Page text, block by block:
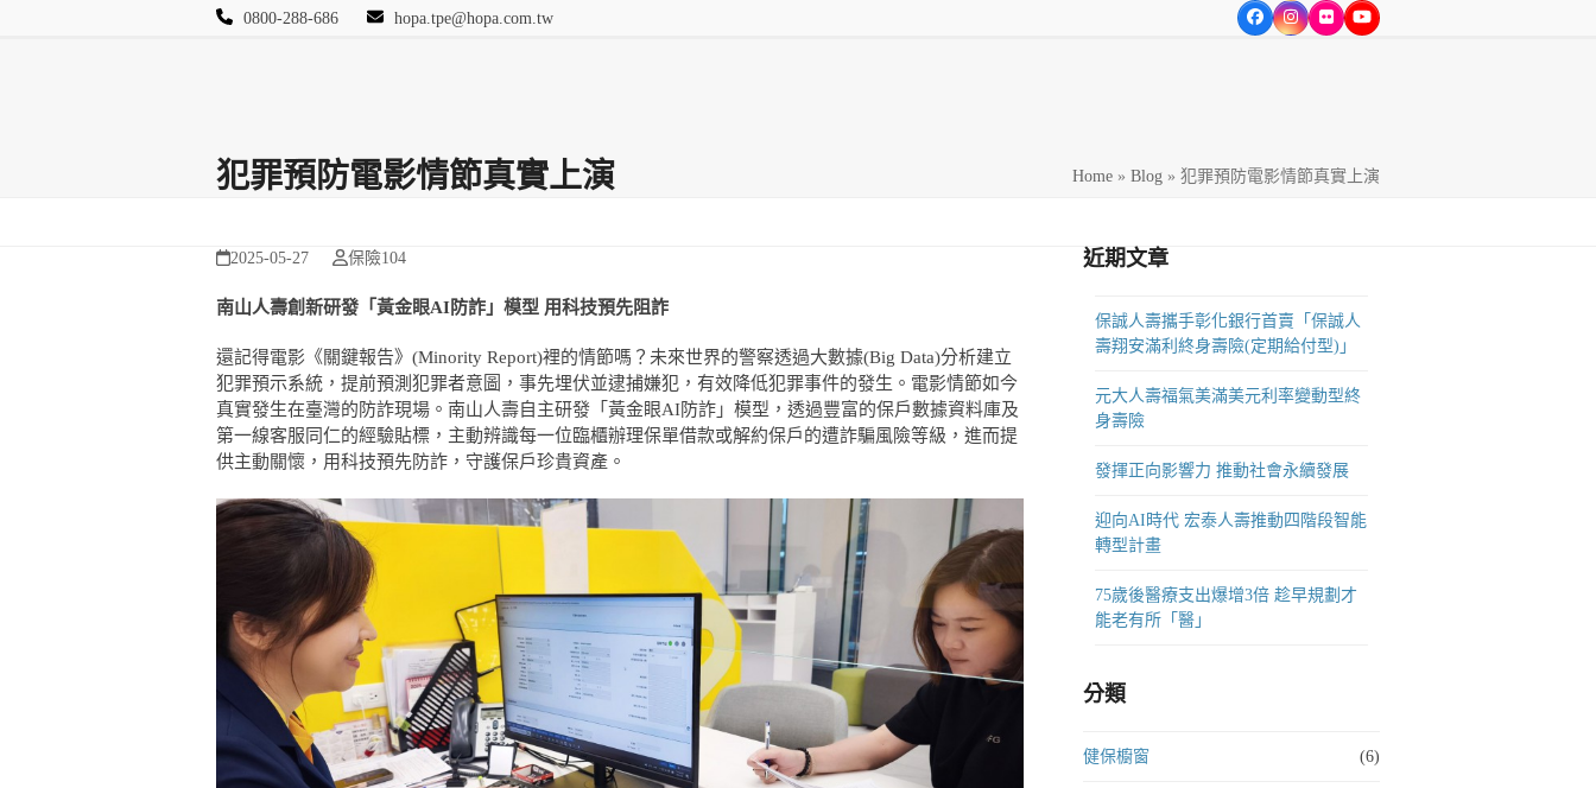
0800-288-686 hopa.tpe@hopa.com.tw FacebookInstagram
FlickrYouTube
犯罪預防電影情節真實上演 Home » Blog » 犯罪預防電影情節真實上演
2025-05-27 保險104
南山人壽創新研發「黃金眼AI防詐」模型 用科技預先阻詐
還記得電影《關鍵報告》(Minority Report)裡的情節嗎？未來世界的警察透過大數據(Big Data)分析建立
犯罪預示系統，提前預測犯罪者意圖，事先埋伏並逮捕嫌犯，有效降低犯罪事件的發生。電影情節如今
真實發生在臺灣的防詐現場。南山人壽自主研發「黃金眼AI防詐」模型，透過豐富的保戶數據資料庫及
第一線客服同仁的經驗貼標，主動辨識每一位臨櫃辦理保單借款或解約保戶的遭詐騙風險等級，進而提
供主動關懷，用科技預先防詐，守護保戶珍貴資產。
近期文章
保誠人壽攜手彰化銀行首賣「保誠人
壽翔安滿利終身壽險(定期給付型)」
元大人壽福氣美滿美元利率變動型終
身壽險
發揮正向影響力 推動社會永續發展
迎向AI時代 宏泰人壽推動四階段智能
轉型計畫
75歲後醫療支出爆增3倍 趁早規劃才
能老有所「醫」
分類
健保櫥窗 (6)